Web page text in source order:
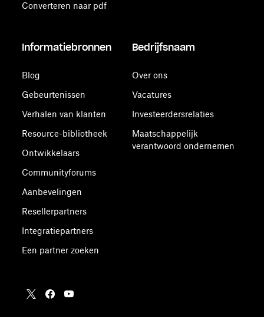
Converteren naar pdf
Informatiebronnen
Blog
Gebeurtenissen
Verhalen van klanten
Resource-bibliotheek
Ontwikkelaars
Communityforums
Aanbevelingen
Resellerpartners
Integratiepartners
Een partner zoeken
Bedrijfsnaam
Over ons
Vacatures
Investeerdersrelaties
Maatschappelijk
verantwoord ondernemen